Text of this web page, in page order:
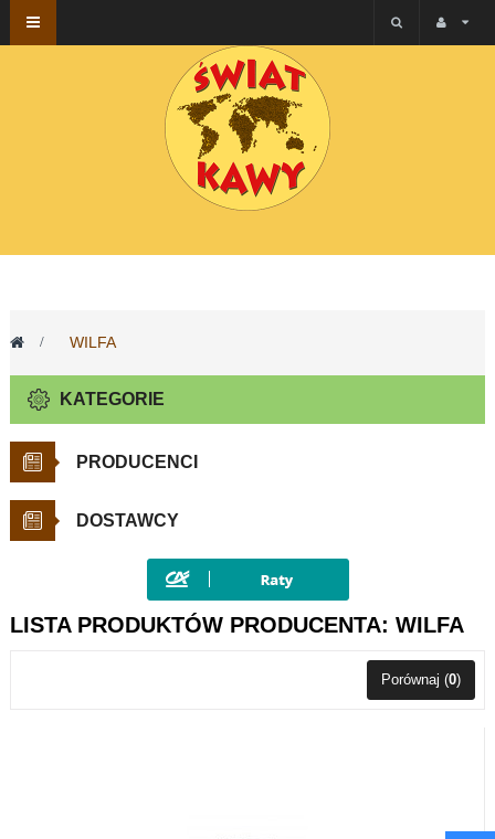
Przełącz
nawigacji
> WILFA
KATEGORIE
PRODUCENCI
DOSTAWCY
LISTA PRODUKTÓW PRODUCENTA: WILFA
Porównaj (0)